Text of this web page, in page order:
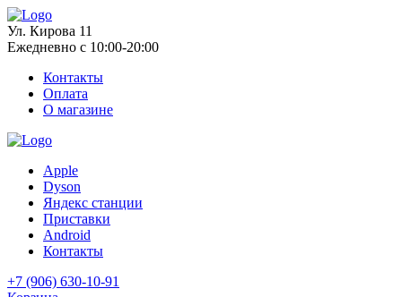
Ул. Кирова 11
Ежедневно с 10:00-20:00
Контакты
Оплата
О магазине
Apple
Dyson
Яндекс станции
Приставки
Android
Контакты
+7 (906) 630-10-91